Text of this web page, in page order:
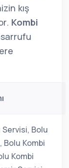
kış
Kombi
Servisi, Bolu
Bolu Kombi
Kombi